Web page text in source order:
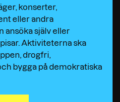
konserter,
eller andra
ansöka själv eller
Aktiviteterna ska
drogfri,
bygga på demokratiska